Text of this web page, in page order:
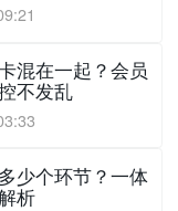
混在一起？会员
不发乱
少个环节？一体
析